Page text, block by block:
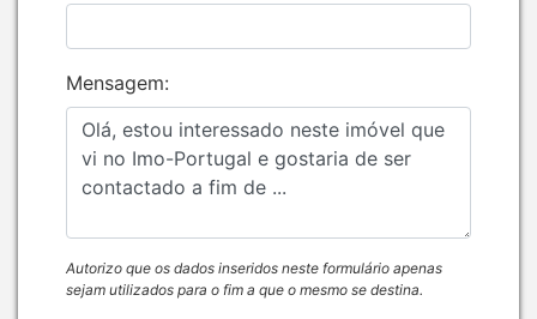
Mensagem:
Autorizo que os dados inseridos neste formulário apenas
sejam utilizados para o fim a que o mesmo se destina.